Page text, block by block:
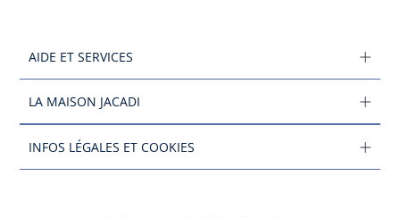
AIDE ET SERVICES
LA MAISON JACADI
INFOS LÉGALES ET COOKIES